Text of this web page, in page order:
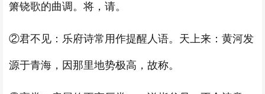
箫铙歌的曲调。将，请。
②君不见：乐府诗常用作提醒人语。天上来：黄河发
源于青海，因那里地势极高，故称。